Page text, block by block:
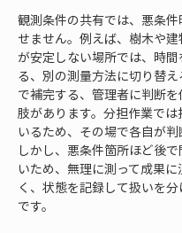
観測条件の共有では、悪条
せません。例えば、樹木や
が安定しない場所では、時
る、別の測量方法に切り替
で補完する、管理者に判断
肢があります。分担作業では
いるため、その場で各自が判
しかし、悪条件箇所ほど後
いため、無理に測って成果
く、状態を記録して扱いを
です。